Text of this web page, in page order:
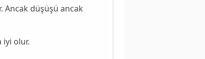
Ancak düşüşü ancak
olur.